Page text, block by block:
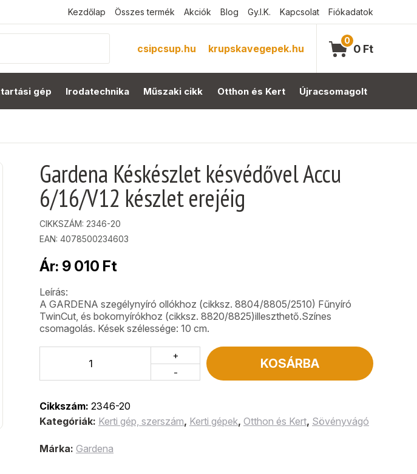
Kezdőlap Összes termék Akciók Blog Gy.I.K. Kapcsolat Fiókadatok
csipcsup.hu krupskavegepek.hu
0
0 Ft
gép Irodatechnika Műszaki cikk Otthon és Kert Újracsomagolt
Gardena Késkészlet késvédővel Accu
6/16/V12 készlet erejéig
CIKKSZÁM: 2346-20
EAN: 4078500234603
Ár: 9 010 Ft
Leírás:
A GARDENA szegélynyíró ollókhoz (cikksz. 8804/8805/2510) Fűnyíró
TwinCut, és bokornyírókhoz (cikksz. 8820/8825)illeszthető.Színes
csomagolás. Kések szélessége: 10 cm.
-
+
KOSÁRBA
Cikkszám: 2346-20
Kategóriák: Kerti gép, szerszám, Kerti gépek, Otthon és Kert, Sövényvágó
Márka: Gardena